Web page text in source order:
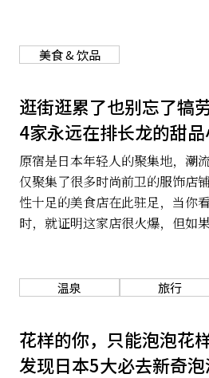
美食 & 饮品
逛街逛累了也别忘了犒
4家永远在排长龙的甜品
原宿是日本年轻人的聚集地，潮
仅聚集了很多时尚前卫的服饰店
性十足的美食店在此驻足，当你
时，就证明这家店很火爆，但如
温泉 旅行
花样的你，只能泡泡花
发现日本5大必去新奇泡